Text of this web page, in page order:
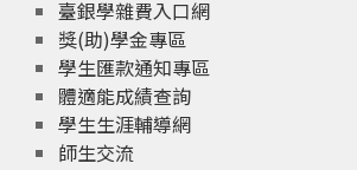
臺銀學雜費入口網
獎(助)學金專區
學生匯款通知專區
體適能成績查詢
學生生涯輔導網
師生交流